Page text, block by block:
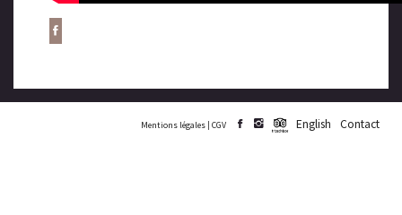
Mentions légales | CGV English Contact